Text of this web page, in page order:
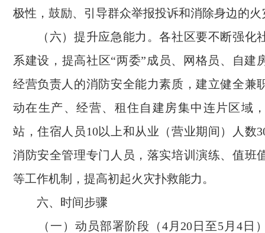
极性，鼓励、引导群众举报投诉和消除身边的火
（六）提升应急能力。各社区要不断强化
系建设，提高社区“两委”成员、网格员、自建
经营负责人的消防安全能力素质，建立健全兼
动在生产、经营、租住自建房集中连片区域
站，住宿人员10以上和从业（营业期间）人数
消防安全管理专门人员，落实培训演练、值班
等工作机制，提高初起火灾扑救能力。
六、时间步骤
（一）动员部署阶段（4月20日至5月4日